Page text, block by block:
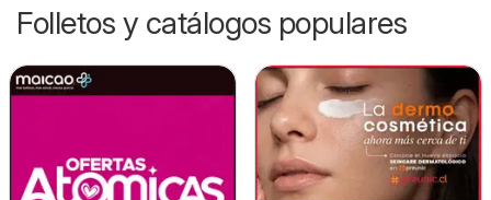
Folletos y catálogos populares